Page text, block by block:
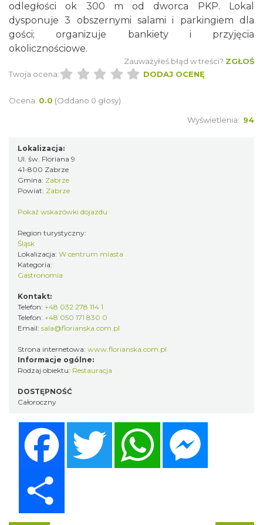
odległości ok 300 m od dworca PKP. Lokal
dysponuje 3 obszernymi salami i parkingiem dla
gości; organizuje bankiety i przyjęcia
okolicznościowe.
Zauważyłeś błąd w treści? ZGŁOŚ
Twoja ocena:
DODAJ OCENĘ
Ocena: 0.0 (Oddano 0 głosy)
Wyświetlenia: 94
Lokalizacja:
Ul. św. Floriana 9
41-800 Zabrze
Gmina: Zabrze
Powiat: Zabrze
Pokaż wskazówki dojazdu
Region turystyczny:
Śląsk
Lokalizacja: W centrum miasta
Kategoria:
Gastronomia
Kontakt:
Telefon: +48 032 278 114 1
Telefon: +48 050 171 830 0
Email: sala@florianska.com.pl
Strona internetowa: www.florianska.com.pl
Informacje ogólne:
Rodzaj obiektu: Restauracja
DOSTĘPNOŚĆ
Całoroczny
Twitter WhatsApp